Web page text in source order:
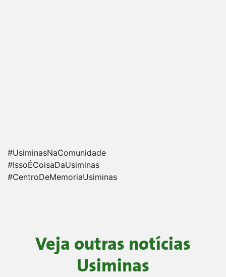
#UsiminasNaComunidade
#IssoÉCoisaDaUsiminas
#CentroDeMemoriaUsiminas
Veja outras notícias
Usiminas